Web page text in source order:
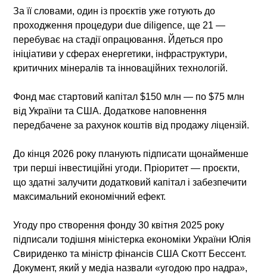
За її словами, один із проєктів уже готують до
проходження процедури due diligence, ще 21 —
перебуває на стадії опрацювання. Йдеться про
ініціативи у сферах енергетики, інфраструктури,
критичних мінералів та інноваційних технологій.
Фонд має стартовий капітал $150 млн — по $75 млн
від України та США. Додаткове наповнення
передбачене за рахунок коштів від продажу ліцензій.
До кінця 2026 року планують підписати щонайменше
три перші інвестиційні угоди. Пріоритет — проєкти,
що здатні залучити додатковий капітал і забезпечити
максимальний економічний ефект.
Угоду про створення фонду 30 квітня 2025 року
підписали тодішня міністерка економіки України Юлія
Свириденко та міністр фінансів США Скотт Бессент.
Документ, який у медіа назвали «угодою про надра»,